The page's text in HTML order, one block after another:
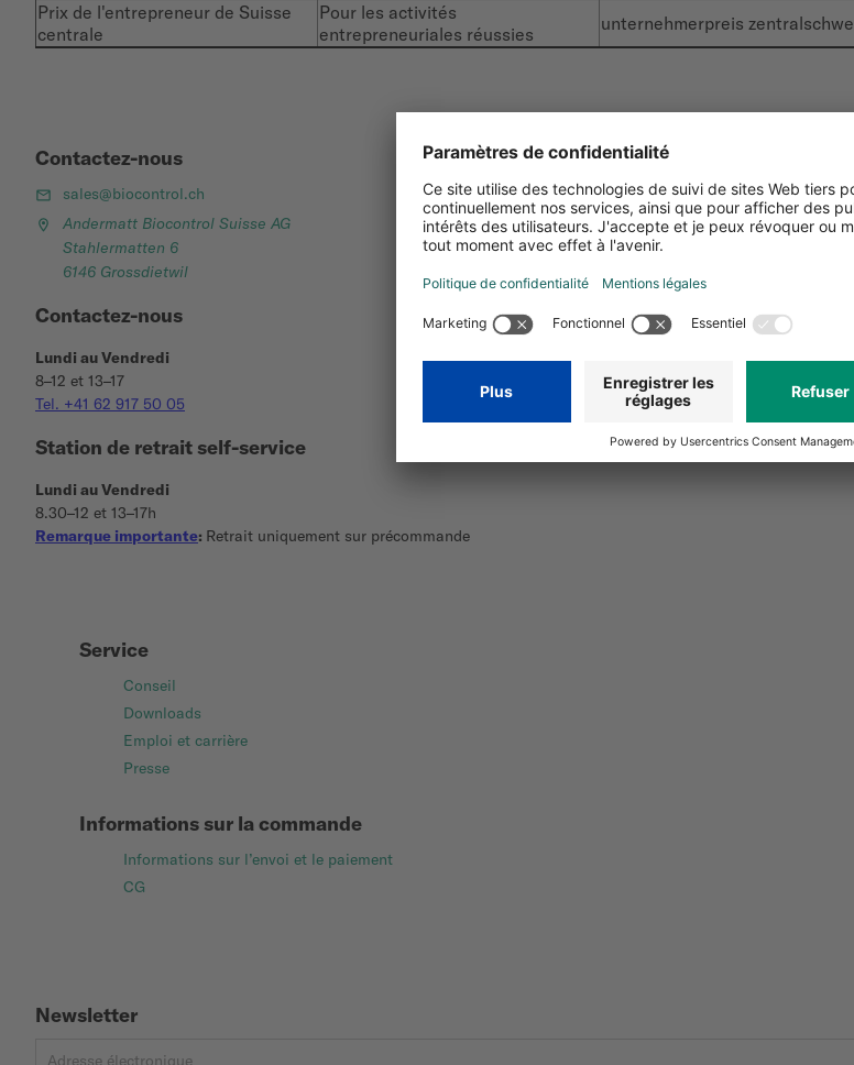
Prix de l'entrepreneur de Suisse
centrale
Pour les activités
entrepreneuriales réussies
unternehmerpreis
Service
Conseil
Downloads
Emploi et carrière
Presse
Informations sur la commande
Informations sur l’envoi et le paiement
CG
Newsletter
Contactez-nous
sales@biocontrol.ch
Andermatt Biocontrol Suisse AG
Stahlermatten 6
6146 Grossdietwil
Contactez-nous
Lundi au Vendredi
8–12 et 13–17
Tel. +41 62 917 50 05
Station de retrait self-service
Lundi au Vendredi
8.30–12 et 13–17h
Remarque importante: Retrait uniquement sur précommande